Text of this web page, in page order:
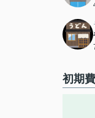
初期